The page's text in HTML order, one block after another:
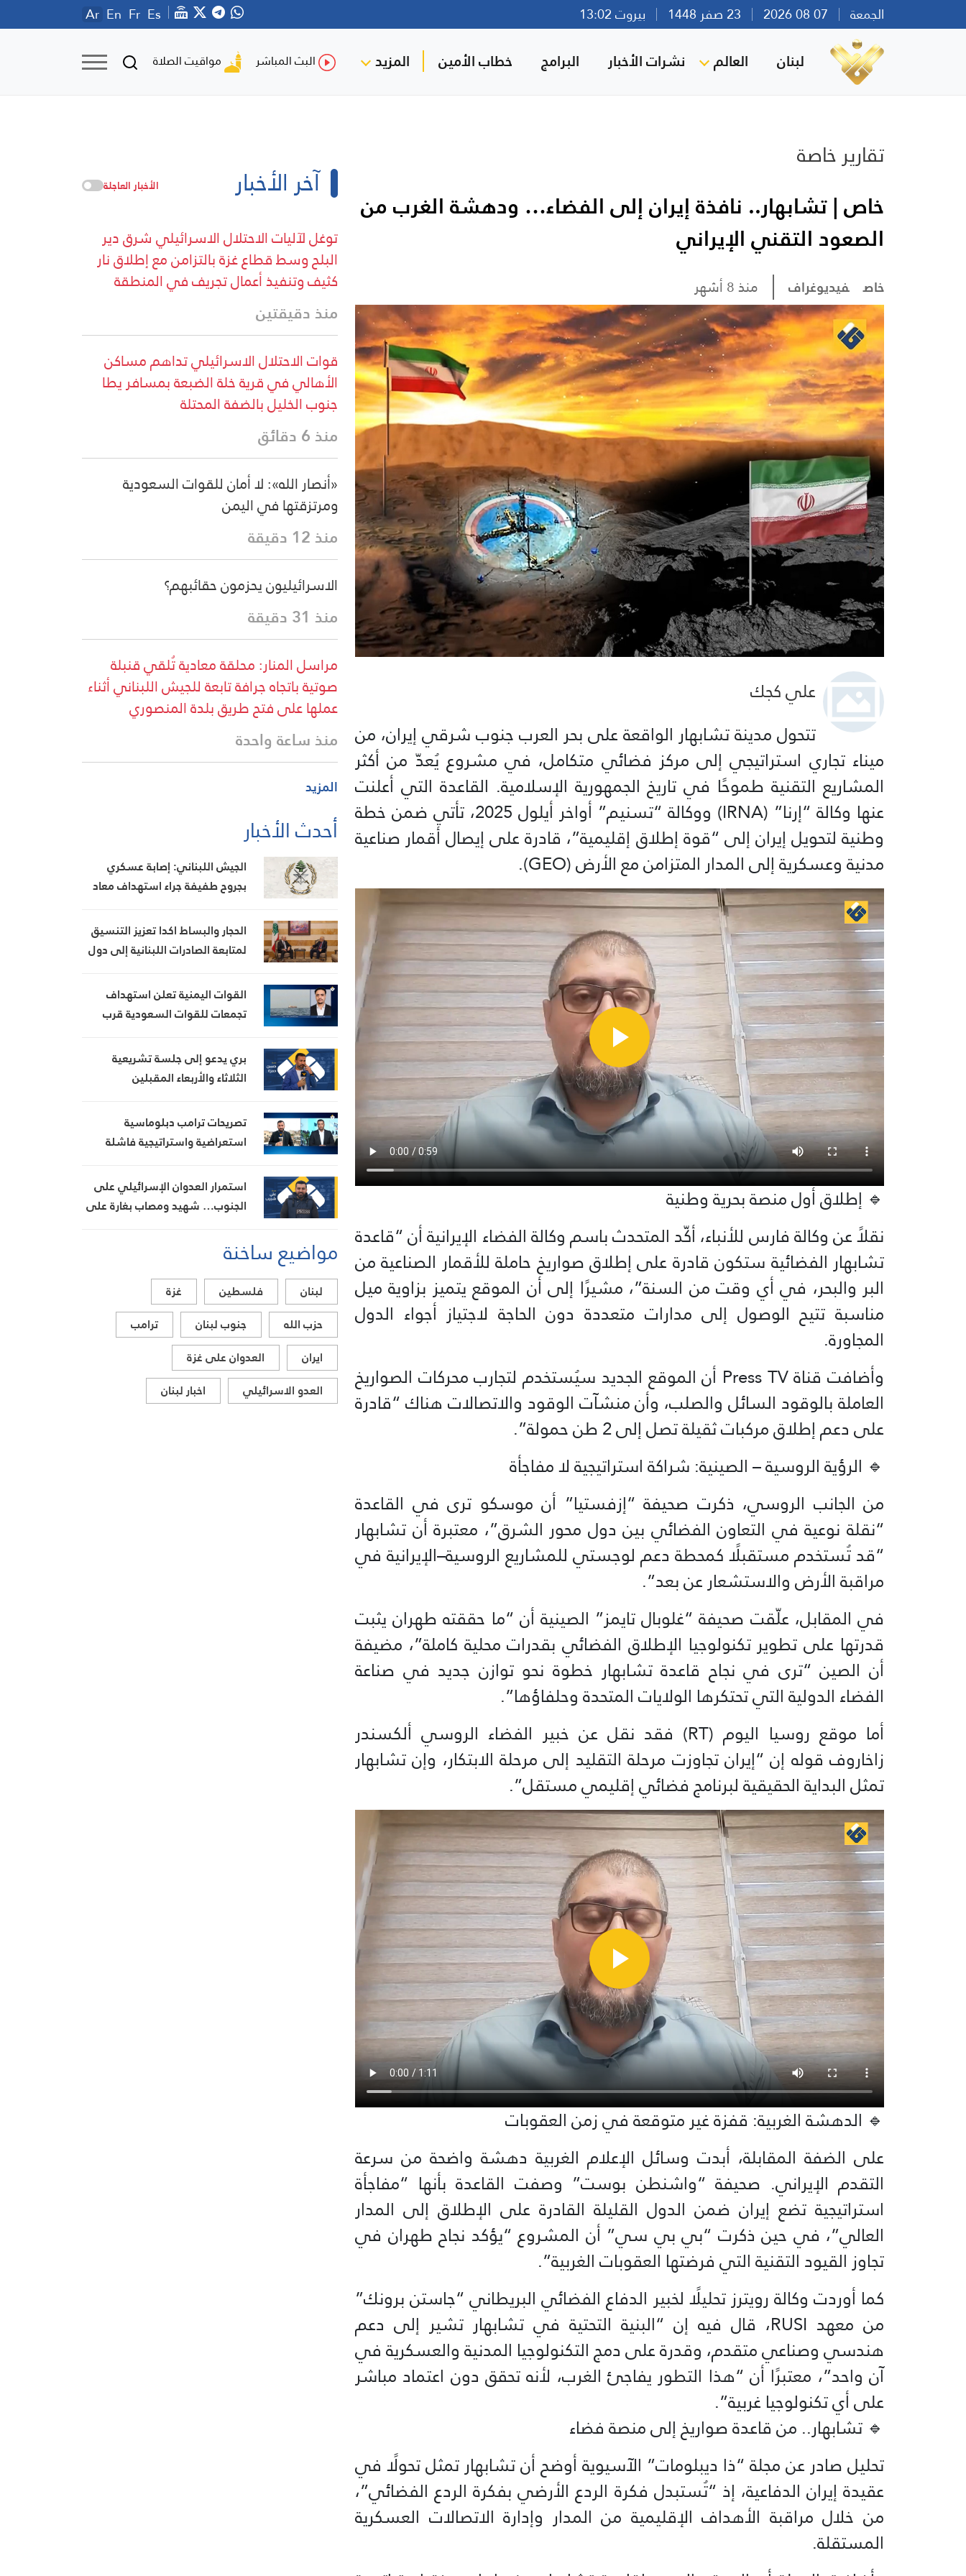
الجمعة بيروت 13:02 Ar En Fr Es
لبنان العالم نشرات الأخبار البرامج خطاب الأمين المزيد البث المباشر مواقيت الصلاة
تقارير خاصة
خاص | تشابهار.. نافذة إيران إلى الفضاء… ودهشة الغرب من
الصعود التقني الإيراني
خاص فيديوغراف منذ 8 أشهر
علي كجك
تتحول مدينة تشابهار الواقعة على بحر العرب جنوب شرقي إيران، من
ميناء تجاري استراتيجي إلى مركز فضائي متكامل، في مشروع يُعدّ من أكثر
المشاريع التقنية طموحًا في تاريخ الجمهورية الإسلامية. القاعدة التي أعلنت
عنها وكالة “إرنا” (IRNA) ووكالة “تسنيم” أواخر أيلول 2025، تأتي ضمن خطة
وطنية لتحويل إيران إلى “قوة إطلاق إقليمية”، قادرة على إيصال أقمار صناعية
مدنية وعسكرية إلى المدار المتزامن مع الأرض (GEO).
🔹 إطلاق أول منصة بحرية وطنية
نقلاً عن وكالة فارس للأنباء، أكّد المتحدث باسم وكالة الفضاء الإيرانية أن “قاعدة
تشابهار الفضائية ستكون قادرة على إطلاق صواريخ حاملة للأقمار الصناعية من
البر والبحر، في أي وقت من السنة”، مشيرًا إلى أن الموقع يتميز بزاوية ميل
مناسبة تتيح الوصول إلى مدارات متعددة دون الحاجة لاجتياز أجواء الدول
المجاورة.
وأضافت قناة Press TV أن الموقع الجديد سيُستخدم لتجارب محركات الصواريخ
العاملة بالوقود السائل والصلب، وأن منشآت الوقود والاتصالات هناك “قادرة
على دعم إطلاق مركبات ثقيلة تصل إلى 2 طن حمولة”.
🔹 الرؤية الروسية – الصينية: شراكة استراتيجية لا مفاجأة
من الجانب الروسي، ذكرت صحيفة “إزفستيا” أن موسكو ترى في القاعدة
“نقلة نوعية في التعاون الفضائي بين دول محور الشرق”، معتبرة أن تشابهار
“قد تُستخدم مستقبلًا كمحطة دعم لوجستي للمشاريع الروسية–الإيرانية في
مراقبة الأرض والاستشعار عن بعد”.
في المقابل، علّقت صحيفة “غلوبال تايمز” الصينية أن “ما حققته طهران يثبت
قدرتها على تطوير تكنولوجيا الإطلاق الفضائي بقدرات محلية كاملة”، مضيفة
أن الصين “ترى في نجاح قاعدة تشابهار خطوة نحو توازن جديد في صناعة
الفضاء الدولية التي تحتكرها الولايات المتحدة وحلفاؤها”.
أما موقع روسيا اليوم (RT) فقد نقل عن خبير الفضاء الروسي ألكسندر
زاخاروف قوله إن “إيران تجاوزت مرحلة التقليد إلى مرحلة الابتكار، وإن تشابهار
تمثل البداية الحقيقية لبرنامج فضائي إقليمي مستقل”.
🔹 الدهشة الغربية: قفزة غير متوقعة في زمن العقوبات
على الضفة المقابلة، أبدت وسائل الإعلام الغربية دهشة واضحة من سرعة
التقدم الإيراني. صحيفة “واشنطن بوست” وصفت القاعدة بأنها “مفاجأة
استراتيجية تضع إيران ضمن الدول القليلة القادرة على الإطلاق إلى المدار
العالي”، في حين ذكرت “بي بي سي” أن المشروع “يؤكد نجاح طهران في
تجاوز القيود التقنية التي فرضتها العقوبات الغربية”.
كما أوردت وكالة رويترز تحليلًا لخبير الدفاع الفضائي البريطاني “جاستن برونك”
من معهد RUSI، قال فيه إن “البنية التحتية في تشابهار تشير إلى دعم
هندسي وصناعي متقدم، وقدرة على دمج التكنولوجيا المدنية والعسكرية في
آن واحد”، معتبرًا أن “هذا التطور يفاجئ الغرب، لأنه تحقق دون اعتماد مباشر
على أي تكنولوجيا غربية”.
🔹 تشابهار.. من قاعدة صواريخ إلى منصة فضاء
تحليل صادر عن مجلة “ذا ديبلومات” الآسيوية أوضح أن تشابهار تمثل تحولًا في
عقيدة إيران الدفاعية، إذ “تُستبدل فكرة الردع الأرضي بفكرة الردع الفضائي”،
من خلال مراقبة الأهداف الإقليمية من المدار وإدارة الاتصالات العسكرية
المستقلة.
آخر الأخبار الأخبار العاجلة
توغل لآليات الاحتلال الاسرائيلي شرق دير
البلح وسط قطاع غزة بالتزامن مع إطلاق نار
كثيف وتنفيذ أعمال تجريف في المنطقة
منذ دقيقتين
قوات الاحتلال الاسرائيلي تداهم مساكن
الأهالي في قرية خلة الضبعة بمسافر يطا
جنوب الخليل بالضفة المحتلة
منذ 6 دقائق
«أنصار الله»: لا أمان للقوات السعودية
ومرتزقتها في اليمن
منذ 12 دقيقة
الاسرائيليون يحزمون حقائبهم؟
منذ 31 دقيقة
مراسل المنار: محلقة معادية تُلقي قنبلة
صوتية باتجاه جرافة تابعة للجيش اللبناني أثناء
عملها على فتح طريق بلدة المنصوري
منذ ساعة واحدة
المزيد
أحدث الأخبار
الجيش اللبناني: إصابة عسكري
بجروح طفيفة جراء استهداف معاد
الحجار والبساط اكدا تعزيز التنسيق
لمتابعة الصادرات اللبنانية إلى دول
القوات اليمنية تعلن استهداف
تجمعات للقوات السعودية قرب
بري يدعو إلى جلسة تشريعية
الثلاثاء والأربعاء المقبلين
تصريحات ترامب دبلوماسية
استعراضية واستراتيجية فاشلة
استمرار العدوان الإسرائيلي على
الجنوب… شهيد ومصاب بغارة على
بلدات
مواضيع ساخنة
لبنان فلسطين
غزة
حزب الله
جنوب لبنان
ترامب
ايران
العدوان على غزة
العدو الاسرائيلي
اخبار لبنان